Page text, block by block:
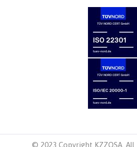
© 2023 Copyright KZZOSA. All